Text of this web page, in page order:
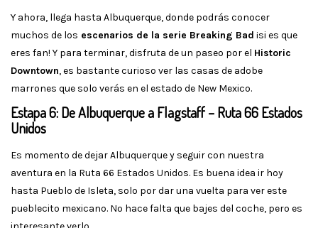
Y ahora, llega hasta Albuquerque, donde podrás conocer
muchos de los escenarios de la serie Breaking Bad ¡si es que
eres fan! Y para terminar, disfruta de un paseo por el Historic
Downtown, es bastante curioso ver las casas de adobe
marrones que solo verás en el estado de New Mexico.
Estapa 6: De Albuquerque a Flagstaff – Ruta 66 Estados
Unidos
Es momento de dejar Albuquerque y seguir con nuestra
aventura en la Ruta 66 Estados Unidos. Es buena idea ir hoy
hasta Pueblo de Isleta, solo por dar una vuelta para ver este
pueblecito mexicano. No hace falta que bajes del coche, pero es